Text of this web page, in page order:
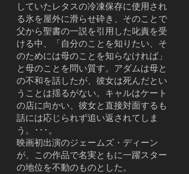
していたレタスの冷凍保存に使用され
る氷を屋外に滑らせ砕き、そのことで
父から聖書の一説を引用した叱責を受
ける中、「自分のことを知りたい、そ
のためには母のことを知らなければ」
と母のことを問い質す。アダムは母と
の不和を話したが、彼女は死んだとい
うことは揺るがない。キャルはケート
の店に向かい、彼女と直接対面するも
話には応じられず追い返されてしま
う。･･･。
映画初出演のジェームズ・ディーン
が、この作品で名実ともに一躍スター
の地位を不動のものとした。